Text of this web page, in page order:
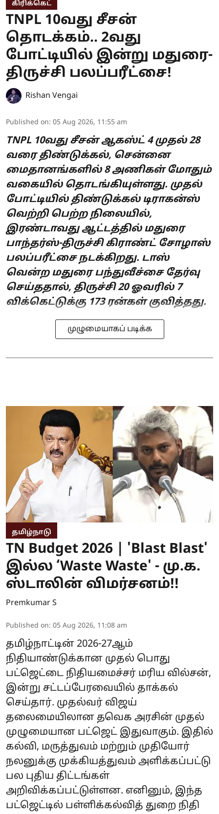
கிரிக்கெட்
TNPL 10வது சீசன்
தொடக்கம்.. 2வது
போட்டியில் இன்று மதுரை-
திருச்சி பலப்பரீட்சை!
Rishan Vengai
Published on: 05 Aug 2026, 11:55 am
TNPL 10வது சீசன் ஆகஸ்ட் 4 முதல் 28
வரை திண்டுக்கல், சென்னை
மைதானங்களில் 8 அணிகள் மோதும்
வகையில் தொடங்கியுள்ளது. முதல்
போட்டியில் திண்டுக்கல் டிராகன்ஸ்
வெற்றி பெற்ற நிலையில்,
இரண்டாவது ஆட்டத்தில் மதுரை
பாந்தர்ஸ்-திருச்சி கிராண்ட் சோழாஸ்
பலப்பரீட்சை நடக்கிறது. டாஸ்
வென்ற மதுரை பந்துவீச்சை தேர்வு
செய்ததால், திருச்சி 20 ஓவரில் 7
விக்கெட்டுக்கு 173 ரன்கள் குவித்தது.
முழுமையாகப் படிக்க
தமிழ்நாடு
TN Budget 2026 | 'Blast Blast'
இல்ல ‘Waste Waste' - மு.க.
ஸ்டாலின் விமர்சனம்!!
Premkumar S
Published on: 05 Aug 2026, 11:08 am
தமிழ்நாட்டின் 2026-27ஆம்
நிதியாண்டுக்கான முதல் பொது
பட்ஜெட்டை நிதியமைச்சர் மரிய வில்சன்,
இன்று சட்டப்பேரவையில் தாக்கல்
செய்தார். முதல்வர் விஜய்
தலைமையிலான தவெக அரசின் முதல்
முழுமையான பட்ஜெட் இதுவாகும். இதில்
கல்வி, மருத்துவம் மற்றும் முதியோர்
நலனுக்கு முக்கியத்துவம் அளிக்கப்பட்டு
பல புதிய திட்டங்கள்
அறிவிக்கப்பட்டுள்ளன. எனினும், இந்த
பட்ஜெட்டில் பள்ளிக்கல்வித் துறை நிதி